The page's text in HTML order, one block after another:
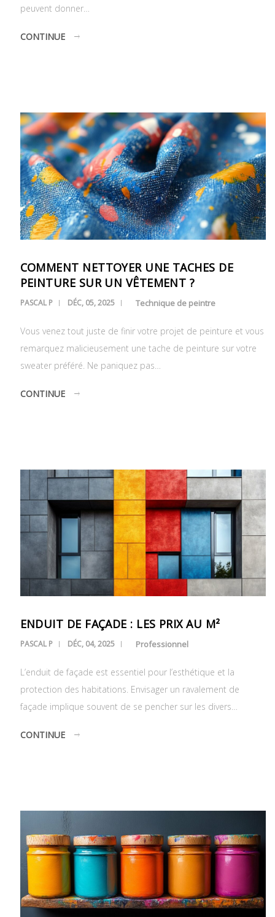
peuvent donner…
CONTINUE
COMMENT NETTOYER UNE TACHES DE
PEINTURE SUR UN VÊTEMENT ?
PASCAL P DÉC, 05, 2025 Technique de peintre
Vous venez tout juste de finir votre projet de peinture et vous
remarquez malicieusement une tache de peinture sur votre
sweater préféré. Ne paniquez pas…
CONTINUE
ENDUIT DE FAÇADE : LES PRIX AU M²
PASCAL P DÉC, 04, 2025 Professionnel
L’enduit de façade est essentiel pour l’esthétique et la
protection des habitations. Envisager un ravalement de
façade implique souvent de se pencher sur les divers…
CONTINUE